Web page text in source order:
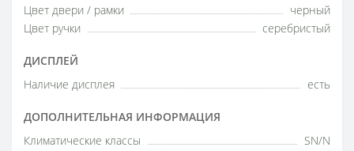
Цвет двери / рамки
черный
Цвет ручки
серебристый
ДИСПЛЕЙ
Наличие дисплея есть
ДОПОЛНИТЕЛЬНАЯ ИНФОРМАЦИЯ
Климатические классы
SN/N